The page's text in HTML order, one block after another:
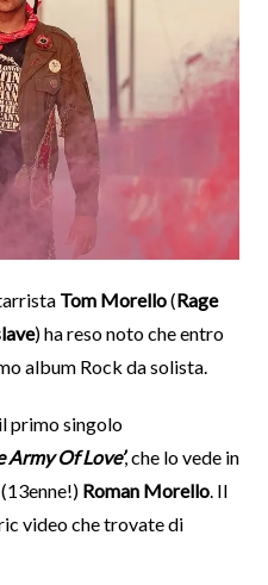
Tom Morello(Rage
) ha reso noto che entro
album Rock da solista.
primo singolo
Army Of Love’, che lo vede in
Roman Morello. Il
video che trovate di